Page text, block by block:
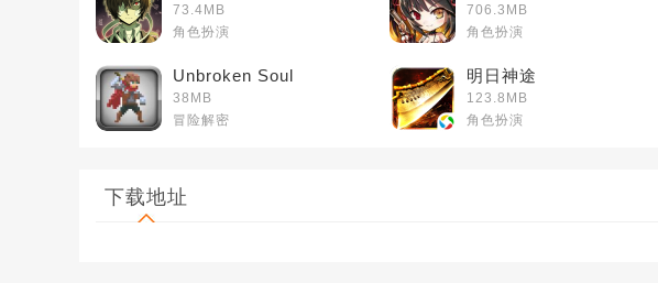
73.4MB
角色扮演
706.3MB
角色扮演
Unbroken Soul
38MB
冒险解密
明日神途
123.8MB
角色扮演
下载地址